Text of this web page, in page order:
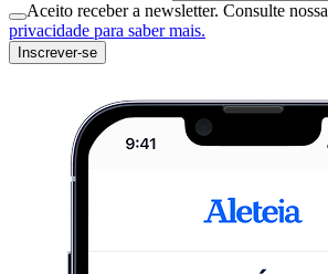
Aceito receber a newsletter. Consulte nossa
privacidade para saber mais.
Inscrever-se